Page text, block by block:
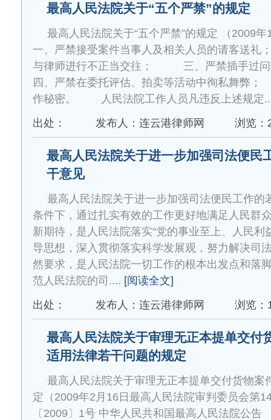
最高人民法院关于“五个严禁”的规定
最高人民法院关于“五个严禁”的规定 （
一、严禁接受案件当事人及相关人员的请客
与律师进行不正当交往； 三、严禁插手
四、严禁在委托评估、拍卖等活动中徇私舞
作秘密。 人民法院工作人员凡违反上述规定
出处：
发布人：连云港律师网 浏览：
最高人民法院关于进一步加强司法便民
干意见
最高人民法院关于进一步加强司法便民工作
条件下，通过扎实有效的工作更好地满足人民群
新期待，是人民法院落实“党的事业至上、人民利
导思想，深入贯彻落实科学发展观，努力解决司
然要求，是人民法院一切工作的根本出发点和落
范人民法院的司.... [阅读全文]
出处：
发布人：连云港律师网 浏览：
最高人民法院关于审理无正本提单交付
适用法律若干问题的规定
最高人民法院关于审理无正本提单交付货物案
定（2009年2月16日最高人民法院审判委员会第
〔2009〕1号 中华人民共和国最高人民法院